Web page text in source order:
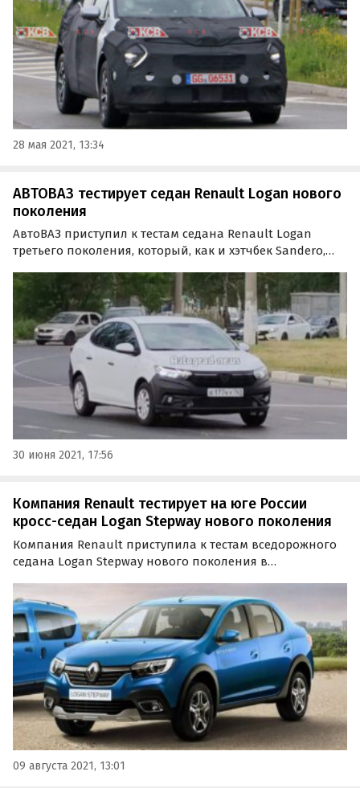
Рюссельсхайме.
28 мая 2021, 13:34
АВТОВАЗ тестирует седан Renault Logan нового
поколения
АвтоВАЗ приступил к тестам седана Renault Logan
третьего поколения, который, как и хэтчбек Sandero,
Фотографии тестового автомобиля выложил во
«ВКонтакте» инсайдерский паблик «Avtograd News».
30 июня 2021, 17:56
Компания Renault тестирует на юге России
кросс-седан Logan Stepway нового поколения
Компания Renault приступила к тестам вседорожного
седана Logan Stepway нового поколения в
прототипа, замеченного на одной из улиц
Кисловодска, опубликовала «Российская газета».
09 августа 2021, 13:01